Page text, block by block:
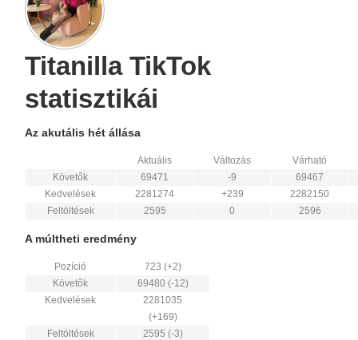
Titanilla TikTok
statisztikái
Az akutális hét állása
Aktuális Változás
Várható
Követők
69471 -9
69467
Kedvelések
2281274 +239
2282150
Feltöltések
2595 0 2596
A múltheti eredmény
Pozíció
723 (+2)
Követők
69480 (-12)
Kedvelések
2281035
(+169)
Feltöltések
2595 (-3)